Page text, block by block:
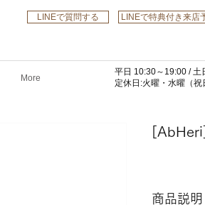
LINEで質問する LINEで特典付き来店
More
平日 10:30～19:00 /土
​定休日:火曜・水曜 （
商品説明